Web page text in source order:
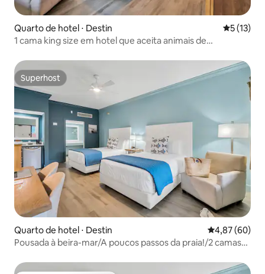
Quarto de hotel ⋅ Destin 5 de uma
5 (13)
1 cama king size em hotel que aceita animais de
Superhost
Superhost
Quarto de hotel ⋅ Destin 4,87 de uma
4,87 (60)
Pousada à beira-mar/A poucos passos da praia!/2 camas